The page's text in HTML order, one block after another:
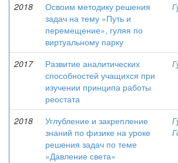
2018
Освоим методику решения
задач на тему «Путь и
перемещение», гуляя по
виртуальному парку
2017
Развитие аналитических
способностей учащихся при
изучении принципа работы
реостата
2018
Углубление и закрепление
знаний по физике на уроке
решения задач по теме
«Давление света»